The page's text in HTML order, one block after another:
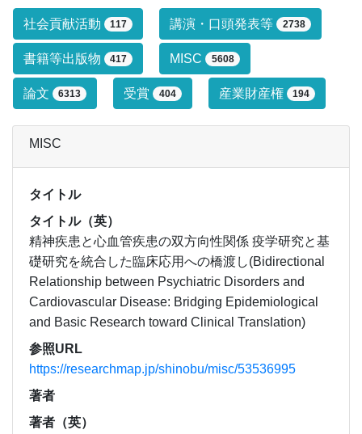
研究業績タイプによる絞り込み条件で
社会貢献活動 117 講演・口頭発表等 2738
書籍等出版物 417 MISC 5608
論文 6313 受賞 404 産業財産権 194
MISC
タイトル
タイトル（英）
精神疾患と心血管疾患の双方向性関係 疫学研究と基
礎研究を統合した臨床応用への橋渡し(Bidirectional
Relationship between Psychiatric Disorders and
Cardiovascular Disease: Bridging Epidemiological
and Basic Research toward Clinical Translation)
参照URL
https://researchmap.jp/shinobu/misc/53536995
著者
著者（英）